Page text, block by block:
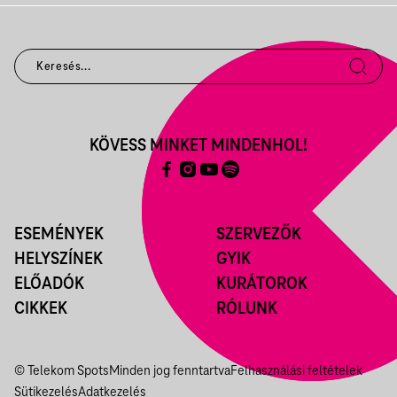
ESEMÉNYEK
HELYSZÍNEK
ELŐADÓK
CIKKEK
SZERVEZŐK
GYIK
KURÁTOROK
RÓLUNK
KÖVESS MINKET MINDENHOL!
© Telekom SpotsMinden jog fenntartvaFelhasználási feltételek
SütikezelésAdatkezelés